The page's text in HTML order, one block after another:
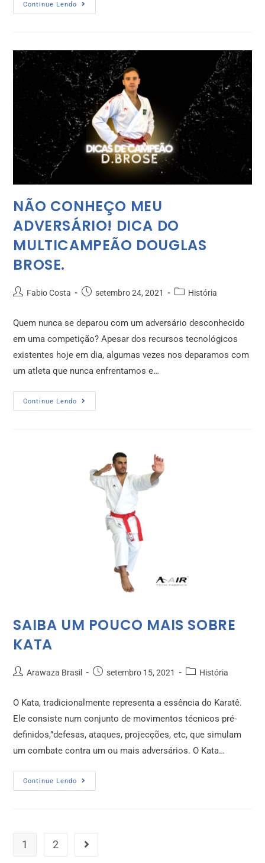
Continue Lendo
NÃO CONHEÇO MEU
ADVERSÁRIO! DICA DO
MULTICAMPEÃO DOUGLAS
BROSE.
Fabio Costa setembro 24, 2021 História
Quem nunca se deparou com um adversário desconhecido
em uma competição? Apesar dos recursos tecnológicos
existentes hoje em dia, algumas vezes nos deparamos com
um atleta que nunca enfrentamos e…
Continue Lendo
SAIBA UM POUCO MAIS SOBRE
KATA
Arawaza Brasil setembro 15, 2021 História
O Kata, tradicionalmente representa a essência do Karatê.
Ele consiste num conjunto de movimentos técnicos pré-
definidos,”defesas, ataques, projecções, etc, que simulam
um combate contra um ou mais adversários. O Kata…
Continue Lendo
1 2